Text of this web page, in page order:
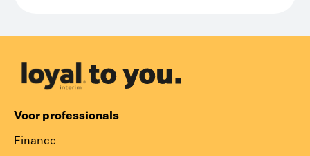
Voor professionals
Finance